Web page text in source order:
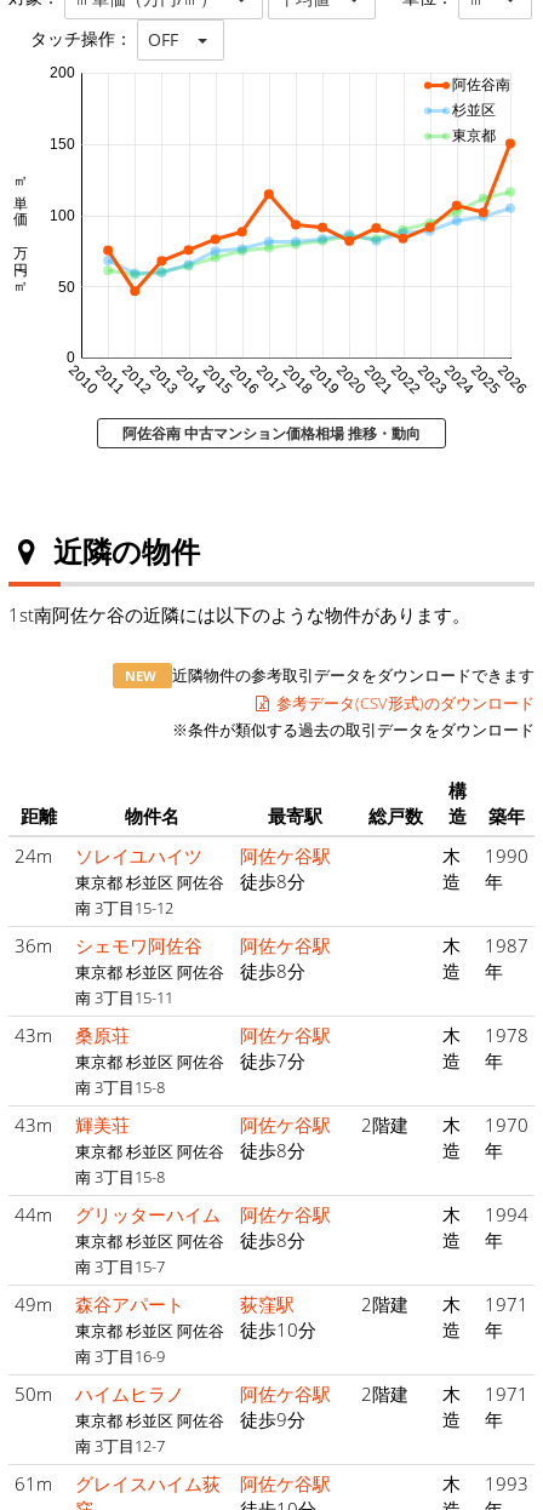
タッチ操作： OFF
20102011201220132014201520162017201820192020202120222023202420252026
0
50
100
150
200
㎡単価 万円/㎡
阿佐谷南
杉並区
東京都
阿佐谷南 中古マンション価格相場 推移・動向
近隣の物件
1st南阿佐ケ谷の近隣には以下のような物件があります。
NEW
近隣物件の参考取引データをダウンロードできます
参考データ(CSV形式)のダウンロード
※条件が類似する過去の取引データをダウンロード
距離 物件名 最寄駅 総戸数
構
造
築年
24m
ソレイユハイツ
東京都 杉並区 阿佐谷
南 3丁目15-12
阿佐ケ谷駅
徒歩8分
木
造
1990
年
36m シェモワ阿佐谷
東京都 杉並区 阿佐谷
南 3丁目15-11
阿佐ケ谷駅
徒歩8分
木
造
1987
年
43m 桑原荘
東京都 杉並区 阿佐谷
南 3丁目15-8
阿佐ケ谷駅
徒歩7分
木
造
1978
年
43m 輝美荘
東京都 杉並区 阿佐谷
南 3丁目15-8
阿佐ケ谷駅
徒歩8分
2階建
木
造
1970
年
44m グリッターハイム
東京都 杉並区 阿佐谷
南 3丁目15-7
阿佐ケ谷駅
徒歩8分
木
造
1994
年
49m 森谷アパート
東京都 杉並区 阿佐谷
南 3丁目16-9
荻窪駅
徒歩10分
2階建
木
造
1971
年
50m ハイムヒラノ
東京都 杉並区 阿佐谷
南 3丁目12-7
阿佐ケ谷駅
徒歩9分
2階建
木
造
1971
年
61m
グレイスハイム荻
阿佐ケ谷駅
木
1993